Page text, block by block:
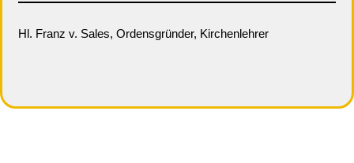
Hl. Franz v. Sales, Ordensgründer, Kirchenlehrer